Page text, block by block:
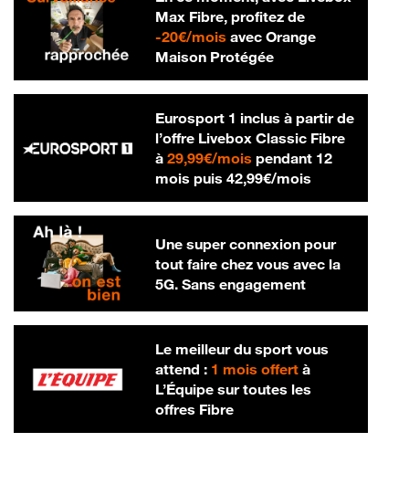
Max Fibre, profitez de
-20€/mois20 € par mois
avec Orange
Maison Protégée
Eurosport 1 inclus à partir de
l’offre Livebox Classic Fibre
à 29,99€/mois29,99 € par mois
pendant 12
mois puis 42,99€/mois42,99 € par
Une super connexion pour
tout faire chez vous avec la
5G. Sans engagement
Le meilleur du sport vous
attend : 1 mois offertà
L’Équipe sur toutes les
offres Fibre